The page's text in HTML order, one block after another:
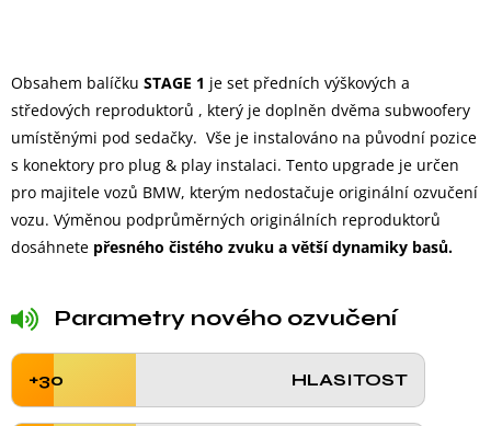
Obsahem balíčku STAGE 1 je set předních výškových a
středových reproduktorů , který je doplněn dvěma subwoofery
umístěnými pod sedačky. Vše je instalováno na původní pozice
s konektory pro plug & play instalaci. Tento upgrade je určen
pro majitele vozů BMW, kterým nedostačuje originální ozvučení
vozu. Výměnou podprůměrných originálních reproduktorů
dosáhnete přesného čistého zvuku a větší dynamiky basů.
Parametry nového ozvučení
HLASITOST
+30